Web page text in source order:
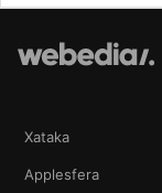
Xataka
Applesfera